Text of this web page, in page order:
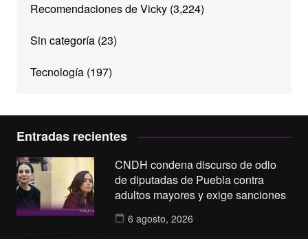
Recomendaciones de Vicky(3,224)
Sin categoría(23)
Tecnología(197)
Entradas recientes
CNDH condena discurso de odio
de diputadas de Puebla contra
adultos mayores y exige sanciones
6 agosto, 2026